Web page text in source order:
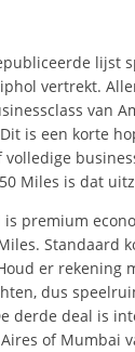
lijst
vertrekt.
van
is een korte
Miles is dat
premium
Standaard
er rekening
dus
derde deal is
of Mumbai